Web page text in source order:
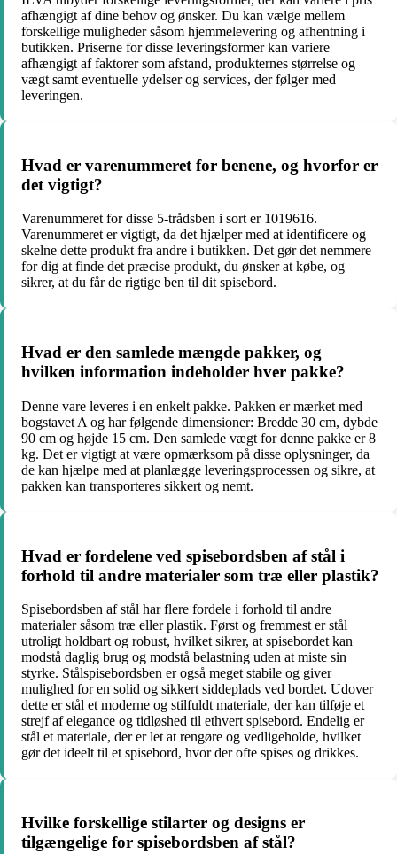
afhængigt af dine behov og ønsker. Du kan vælge mellem
forskellige muligheder såsom hjemmelevering og afhentning i
butikken. Priserne for disse leveringsformer kan variere
afhængigt af faktorer som afstand, produkternes størrelse og
vægt samt eventuelle ydelser og services, der følger med
leveringen.
Hvad er varenummeret for benene, og hvorfor er
det vigtigt?
Varenummeret for disse 5-trådsben i sort er 1019616.
Varenummeret er vigtigt, da det hjælper med at identificere og
skelne dette produkt fra andre i butikken. Det gør det nemmere
for dig at finde det præcise produkt, du ønsker at købe, og
sikrer, at du får de rigtige ben til dit spisebord.
Hvad er den samlede mængde pakker, og
hvilken information indeholder hver pakke?
Denne vare leveres i en enkelt pakke. Pakken er mærket med
bogstavet A og har følgende dimensioner: Bredde 30 cm, dybde
90 cm og højde 15 cm. Den samlede vægt for denne pakke er 8
kg. Det er vigtigt at være opmærksom på disse oplysninger, da
de kan hjælpe med at planlægge leveringsprocessen og sikre, at
pakken kan transporteres sikkert og nemt.
Hvad er fordelene ved spisebordsben af stål i
forhold til andre materialer som træ eller plastik?
Spisebordsben af stål har flere fordele i forhold til andre
materialer såsom træ eller plastik. Først og fremmest er stål
utroligt holdbart og robust, hvilket sikrer, at spisebordet kan
modstå daglig brug og modstå belastning uden at miste sin
styrke. Stålspisebordsben er også meget stabile og giver
mulighed for en solid og sikkert siddeplads ved bordet. Udover
dette er stål et moderne og stilfuldt materiale, der kan tilføje et
strejf af elegance og tidløshed til ethvert spisebord. Endelig er
stål et materiale, der er let at rengøre og vedligeholde, hvilket
gør det ideelt til et spisebord, hvor der ofte spises og drikkes.
Hvilke forskellige stilarter og designs er
tilgængelige for spisebordsben af stål?